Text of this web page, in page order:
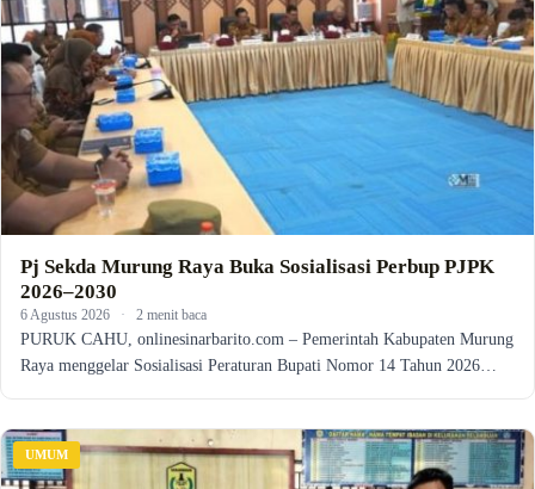
Pj Sekda Murung Raya Buka Sosialisasi Perbup PJPK
2026–2030
6 Agustus 2026 · 2 menit baca
PURUK CAHU, onlinesinarbarito.com – Pemerintah Kabupaten Murung
Raya menggelar Sosialisasi Peraturan Bupati Nomor 14 Tahun 2026…
UMUM